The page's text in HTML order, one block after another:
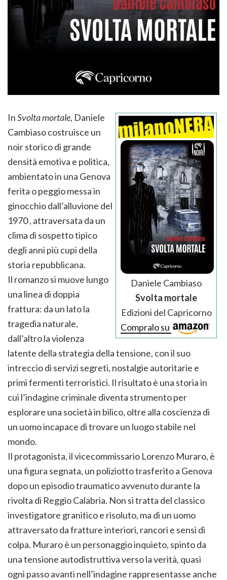
Daniele Cambiaso
Svolta mortale
Edizioni del Capricorno
Compralo su
InSvolta mortale, Daniele
Cambiaso costruisce un
noir storico di grande
densità emotiva e politica,
ambientato in una Genova
ferita o peggio messa in
ginocchio dall’alluvione del
1970 , attraversata da un
clima di sospetto tipico
degli anni più cupi della
storia repubblicana.
Il romanzo si muove lungo
una linea di doppia
frattura: da un lato la
tragedia naturale,
dall’altro la violenza
latente della strategia della tensione, con il suo
intreccio di servizi segreti, nostalgie autoritarie e
primi fermenti terroristici. Il risultato è una storia in
cui l’indagine criminale diventa strumento per
esplorare una società in bilico, oltre alla coscienza di
un uomo incapace di trovare un luogo stabile nel
mondo.
Il protagonista, il vicecommissario Lorenzo Muraro, è
una figura segnata, un poliziotto trasferito a Genova
dopo un episodio traumatico avvenuto durante la
rivolta di Reggio Calabria. Non si tratta del classico
investigatore granitico e risoluto, ma di un uomo
attraversato da fratture interiori, rancori e sensi di
colpa. Muraro è un personaggio inquieto, spinto da
una tensione autodistruttiva verso la verità, quasi
ogni passo avanti nell’indagine rappresentasse anche